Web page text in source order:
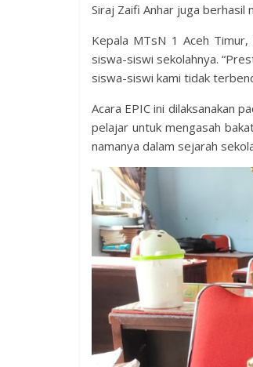
Siraj Zaifi Anhar juga berhasil
Kepala MTsN 1 Aceh
siswa-siswi sekolahnya.
siswa-siswi kami tidak
Acara EPIC ini dilaksanakan
pelajar untuk mengasah
namanya dalam sejarah